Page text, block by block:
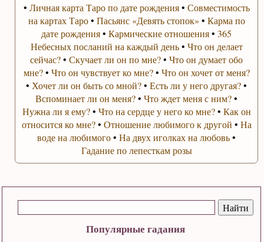
Популярные гадания
• Личная карта Таро по дате рождения• Совместимость
на картах Таро• Пасьянс «Девять стопок» • Карма по
дате рождения•Кармические отношения•365
Небесных посланий на каждый день• Что он делает
сейчас?•Скучает ли он по мне?•Что он думает обо
мне?• Что он чувствует ко мне?• Что он хочет от меня?
• Хочет ли он быть со мной?•Есть ли у него другая?•
Вспоминает ли он меня?•Что ждет меня с ним?•
Нужна ли я ему?• Что на сердце у него ко мне?• Как он
относится ко мне?• Отношение любимого к другой • На
воде на любимого•На двух иголках на любовь•
Гадание по лепесткам розы